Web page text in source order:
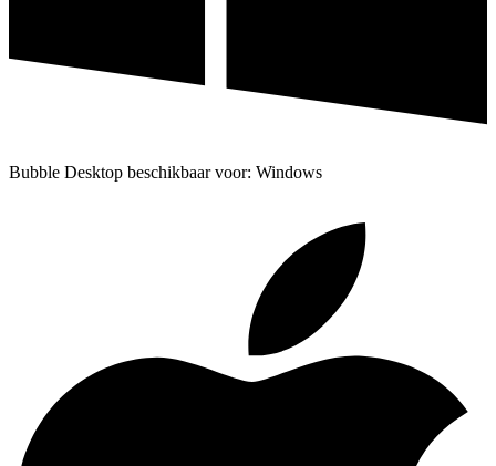
Bubble Desktop beschikbaar voor: Windows